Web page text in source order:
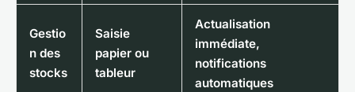
Gestio
n des
stocks
Saisie
papier ou
tableur
Actualisation
immédiate,
notifications
automatiques